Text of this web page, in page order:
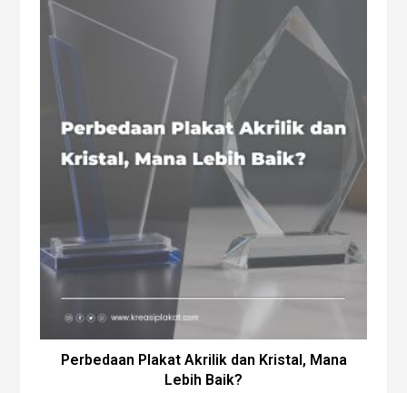
Perbedaan Plakat Akrilik dan Kristal, Mana
Lebih Baik?